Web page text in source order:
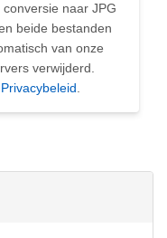
conversie naar JPG
beide bestanden
van onze
verwijderd.
Privacybeleid